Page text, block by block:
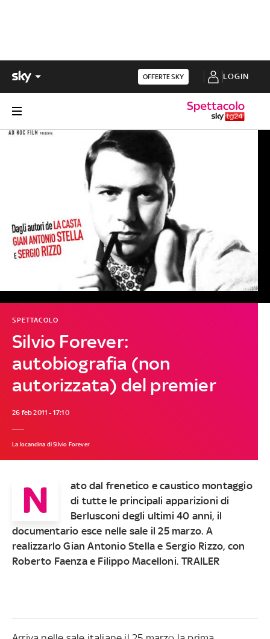
OFFERTE SKY LOGIN
Silvio Forever:
autobiografia (non
autorizzata) del premier
SPETTACOLO
26 feb 2011 - 17:10
La locandina di Silvio Forever
N
ato dal frenetico e caustico montaggio
di tutte le principali apparizioni di
Berlusconi degli ultimi 40 anni, il
documentario esce nelle sale il 25 marzo. A
realizzarlo Gian Antonio Stella e Sergio Rizzo, con
Roberto Faenza e Filippo Macelloni. TRAILER